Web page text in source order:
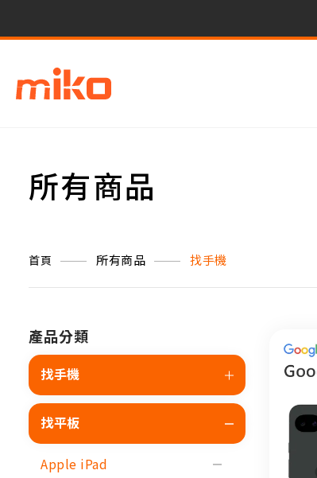
所有商品
首頁 所有商品 找手機
產品分類
找手機
找平板
Apple iPad